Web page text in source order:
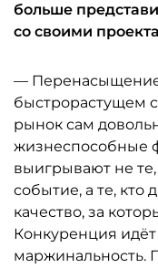
больше
со своими
—
быстрорастущем
рынок сам
жизнеспособные
выигрывают не
событие, а те, кто
качество, за
Конкуренция
маржинальность.